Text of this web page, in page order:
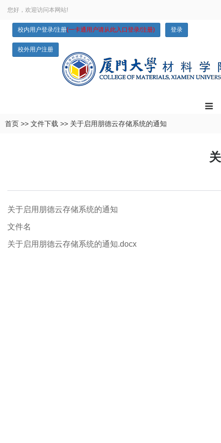
您好，欢迎访问本网站!
校内用户登录/注册(一卡通用户请从此入口登录/注册) 登录
校外用户注册
首页 >> 文件下载 >> 关于启用朋德云存储系统的通知
关于启用朋德云存储系统的通知
文件名
关于启用朋德云存储系统的通知.docx